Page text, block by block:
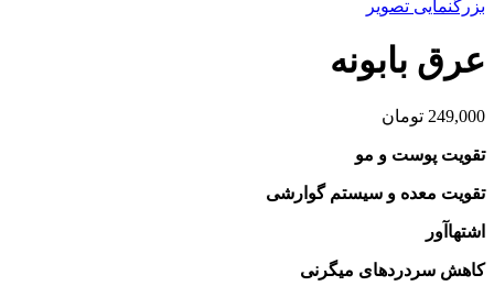
بزرگنمایی تصویر
عرق بابونه
249,000 تومان
تقویت پوست و مو
تقویت معده و سیستم گوارشی
اشتهاآور
کاهش سردردهای میگرنی